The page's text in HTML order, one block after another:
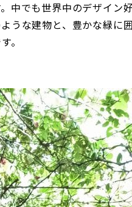
中でも世界中のデザイン
うな建物と、豊かな緑に
。